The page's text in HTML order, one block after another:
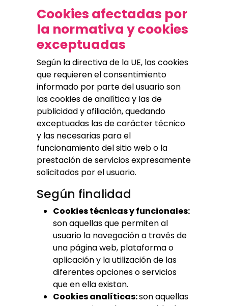
Cookies afectadas por
la normativa y cookies
exceptuadas
Según la directiva de la UE, las cookies
que requieren el consentimiento
informado por parte del usuario son
las cookies de analítica y las de
publicidad y afiliación, quedando
exceptuadas las de carácter técnico
y las necesarias para el
funcionamiento del sitio web o la
prestación de servicios expresamente
solicitados por el usuario.
Según finalidad
Cookies técnicas y funcionales:
son aquellas que permiten al
usuario la navegación a través de
una página web, plataforma o
aplicación y la utilización de las
diferentes opciones o servicios
que en ella existan.
Cookies analíticas:son aquellas